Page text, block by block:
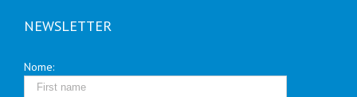
NEWSLETTER
Nome: